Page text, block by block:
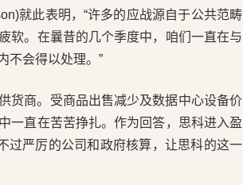
就此表明，“许多的应战源自于公共范畴
软。在曩昔的几个季度中，咱们一直在与
不会得以处理。”
货商。受商品出售减少及数据中心设备价
一直在苦苦挣扎。作为回答，思科进入盈
过严厉的公司和政府核算，让思科的这一